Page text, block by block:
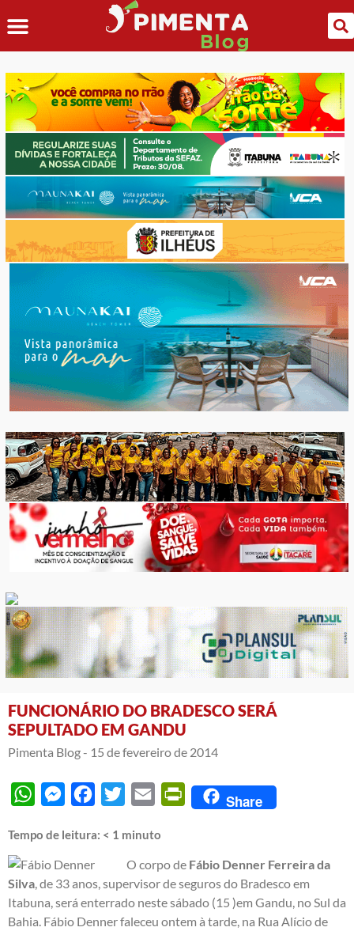
FUNCIONÁRIO DO BRADESCO SERÁ
SEPULTADO EM GANDU
Pimenta Blog - 15 de fevereiro de 2014
WhatsAppMessengerFacebook
Twitter Email PrintFriendly
Share
Tempo de leitura: < 1 minuto
O corpo de Fábio Denner Ferreira da
Silva , de 33 anos, supervisor de seguros do Bradesco em
Itabuna, será enterrado neste sábado (15 )em Gandu, no Sul da
Bahia. Fábio Denner faleceu ontem à tarde, na Rua Alício de